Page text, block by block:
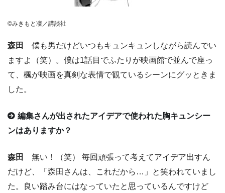
©みきもと凜／講談社
森田
僕も男だけどいつもキュンキュンしながら読んでい
ますよ（笑）。僕は1話目でふたりが映画館で並んで座っ
て、楓が映画を真剣な表情で観ているシーンにグッときま
した。
編集さんが出されたアイデアで使われた胸キュンシー
ンはありますか？
森田
無い！（笑） 毎回頑張って考えてアイデア出すん
だけど、「森田さんは、これだから…」と笑われていまし
た。良い踏み台にはなっていたと思っているんですけど